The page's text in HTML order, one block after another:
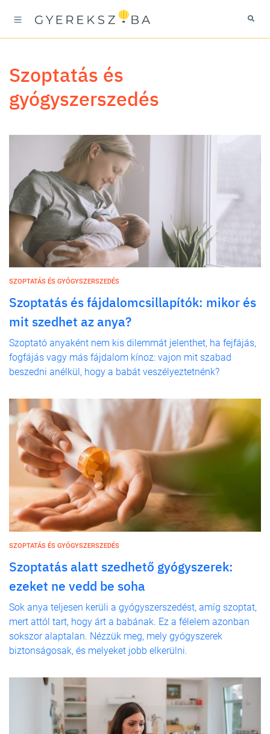
szoptatás és
gyógyszerszedés
SZOPTATÁS ÉS GYÓGYSZERSZEDÉS
Szoptatás és fájdalomcsillapítók: mikor és
mit szedhet az anya?
Szoptató anyaként nem kis dilemmát jelenthet, ha fejfájás,
fogfájás vagy más fájdalom kínoz: vajon mit szabad
beszedni anélkül, hogy a babát veszélyeztetnénk?
SZOPTATÁS ÉS GYÓGYSZERSZEDÉS
Szoptatás alatt szedhető gyógyszerek:
ezeket ne vedd be soha
Sok anya teljesen kerüli a gyógyszerszedést, amíg szoptat,
mert attól tart, hogy árt a babának. Ez a félelem azonban
sokszor alaptalan. Nézzük meg, mely gyógyszerek
biztonságosak, és melyeket jobb elkerülni.